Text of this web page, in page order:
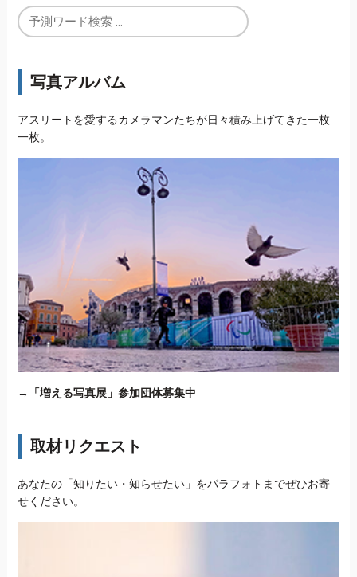
写真アルバム
アスリートを愛するカメラマンたちが日々積み上げてきた一枚
一枚。
→ 「増える写真展」参加団体募集中
取材リクエスト
あなたの「知りたい・知らせたい」をパラフォトまでぜひお寄
せください。